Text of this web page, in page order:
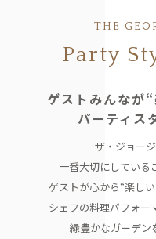
THE
Party
ゲストみんなが
パーティス
ザ・ジョー
一番大切にしている
ゲストが心から“楽し
シェフの料理パフォー
緑豊かなガーデン